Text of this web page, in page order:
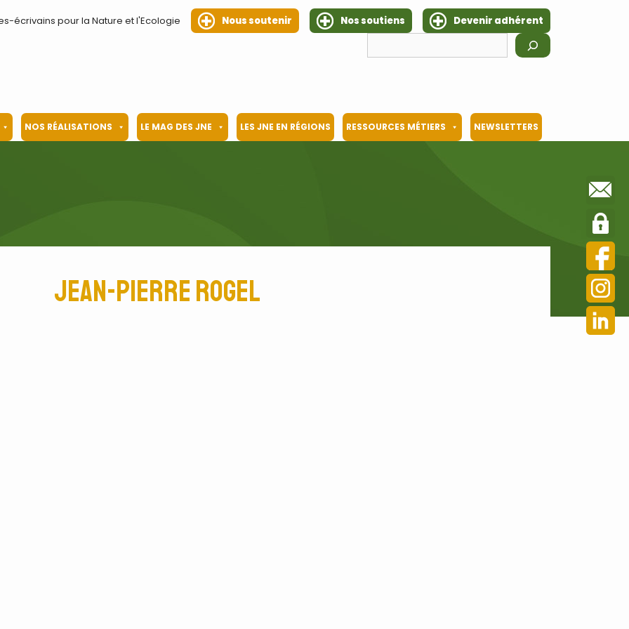
écrivains pour la Nature et l'Ecologie Nous soutenir Nos soutiens
Devenir adhérent
NOS RÉALISATIONS LE MAG DES JNE LES JNE EN RÉGIONS RESSOURCES MÉTIERS NEWSLETTERS
Jean-Pierre Rogel